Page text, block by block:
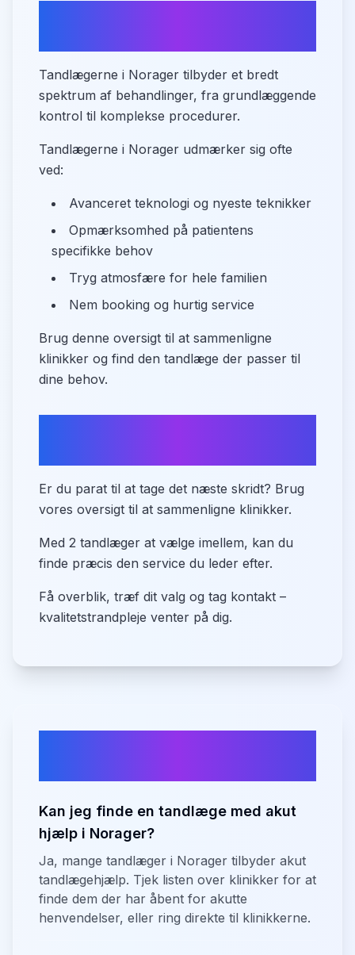
Tandlægerne i Norager tilbyder et bredt
spektrum af behandlinger, fra grundlæggende
kontrol til komplekse procedurer.
Tandlægerne i Norager udmærker sig ofte
ved:
Avanceret teknologi og nyeste teknikker
Opmærksomhed på patientens
specifikke behov
Tryg atmosfære for hele familien
Nem booking og hurtig service
Brug denne oversigt til at sammenligne
klinikker og find den tandlæge der passer til
dine behov.
Er du parat til at tage det næste skridt? Brug
vores oversigt til at sammenligne klinikker.
Med 2 tandlæger at vælge imellem, kan du
finde præcis den service du leder efter.
Få overblik, træf dit valg og tag kontakt –
kvalitetstrandpleje venter på dig.
Kan jeg finde en tandlæge med akut
hjælp i Norager?
Ja, mange tandlæger i Norager tilbyder akut
tandlægehjælp. Tjek listen over klinikker for at
finde dem der har åbent for akutte
henvendelser, eller ring direkte til klinikkerne.